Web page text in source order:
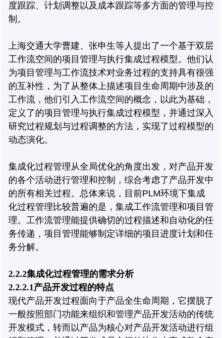
度跟踪、计划调整以及成本跟踪等多方面的管理与控
制。
上海交通大学曹建、张申生等人提出了一个基于双层
工作流空间的项目管理与执行集成过程模型。他们认
为项目管理与工作流技术对业务过程的支持具有很强
的互补性，为了从整体上描述项目生命周期中涉及的
工作流，他们引入工作流空间的概念，以此为基础，
定义了的项目管理与执行集成过程模型，并通过深入
研究过程规划与过程调整的方法，实现了过程模型的
动态演化。
集成化过程管理从全局优化的角度出发，对产品开发
的各个活动进行管理和控制，综合考虑了产品开发中
的所有相关过程。总体来说，目前PLM环境下集成
化过程管理比较普遍的是，集成工作流管理和项目管
理。工作流管理能提供确切的过程描述和自动化的任
务传递，项目管理能够制定详细的项目进度计划和任
务分解。
2.2.2集成化过程管理的需求分析
2.2.2.1产品开发过程的特点
现代产品开发过程面向于产品全生命周期，它摆脱了
一般按照部门功能来组织和管理产品开发活动的传统
开发模式，转而以产品为核心对产品开发活动进行组